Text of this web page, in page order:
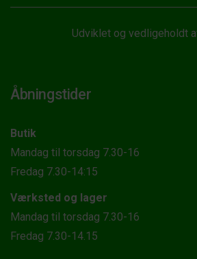
Udviklet og vedligeholdt
Åbningstider
Butik
Mandag til torsdag 7.30-16
Fredag 7.30-14:15
Værksted og lager
Mandag til torsdag 7.30-16
Fredag 7.30-14.15